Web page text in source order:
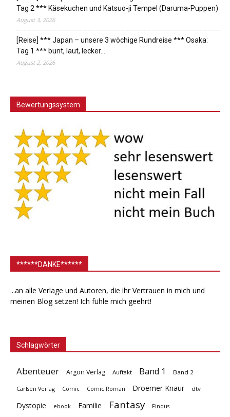
Tag 2 *** Käsekuchen und Katsuo-ji Tempel (Daruma-Puppen)
August 3, 2026
[Reise] *** Japan – unsere 3 wöchige Rundreise *** Osaka:
Tag 1 *** bunt, laut, lecker…
August 2, 2026
Bewertungssystem
******DANKE******
...an alle Verlage und Autoren, die ihr Vertrauen in mich und
meinen Blog setzen! Ich fühle mich geehrt!
Schlagwörter
Abenteuer Argon Verlag Auftakt Band 1 Band 2
Carlsen Verlag Comic Comic Roman Droemer Knaur dtv
Dystopie ebook Familie Fantasy Findus